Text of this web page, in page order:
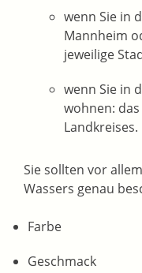
wenn Sie in
Mannheim
jeweilige
wenn Sie in
wohnen:
Landkreises.
Sie sollten vor
Wassers genau
Farbe
Geschmack